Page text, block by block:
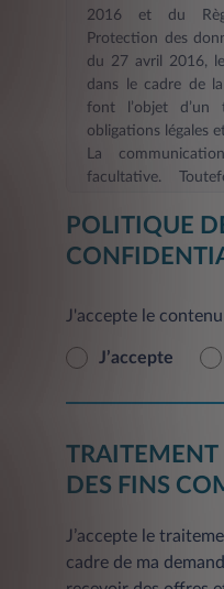
2016 et du
Protection des
du 27 avril 2016,
dans le cadre de
font l’objet d’un
obligations légales
La
facultative.
d’information et/ou
de validité des
demande
signalées par un
pas être pris en
coordonnées sur
en aucun cas un
sont celles en
en ligne ou de la
POLITIQUE
J'accepte le
J’accepte
TRAITEMENT
DES FINS
J’accepte le
cadre de ma